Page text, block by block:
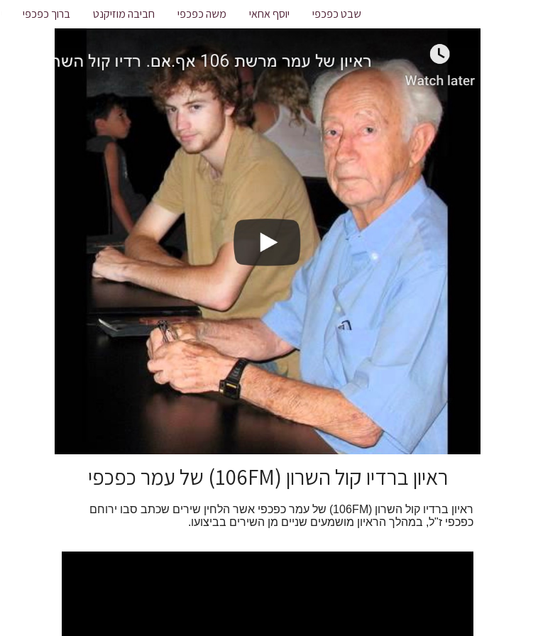
שבט כפכפי יוסף אחאי משה כפכפי חביבה מוזיקנט ברוך כפכפי
ראיון ברדיו קול השרון (106FM) של עמר כפכפי
ראיון ברדיו קול השרון (106FM) של עמר כפכפי אשר הלחין שירים שכתב סבו ירוחם
כפכפי ז"ל, במהלך הראיון מושמעים שניים מן השירים בביצועו.